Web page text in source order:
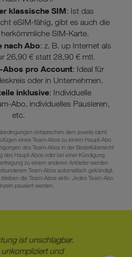
klassische SIM: Ist das
eSIM-fähig, gibt es auch die
SIM-Karte.
nach Abo: z. B. up Internet als
26,90 € statt 28,90 € mtl.
Abos pro Account: Ideal für
oder in Unternehmen.
inklusive: Individuelle
Abo, individuelles Pausieren,
etc.
entsprechen dem jeweils ident
eines Team-Abos zu einem Haupt-Abo
des Team-Abos in der Bestellübersicht
des Haupt-Abos oder bei einer Kündigung
zu einem anderen Anbieter werden
Team-Abos automatisch gekündigt.
die Team-Abos aktiv. Jedes Team-Abo
pausiert werden.
ist unschlagbar.
unkompliziert und